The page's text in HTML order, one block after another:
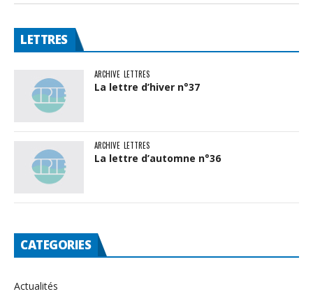
LETTRES
ARCHIVE LETTRES
La lettre d’hiver n°37
ARCHIVE LETTRES
La lettre d’automne n°36
CATEGORIES
Actualités